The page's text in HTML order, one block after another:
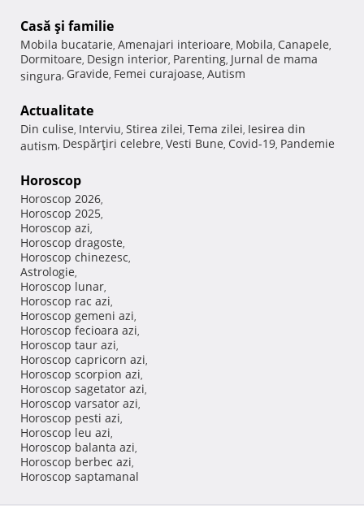
Casă şi familie
Mobila bucatarie, Amenajari interioare, Mobila, Canapele,
Dormitoare, Design interior, Parenting, Jurnal de mama
singura, Gravide, Femei curajoase, Autism
Actualitate
Din culise, Interviu, Stirea zilei, Tema zilei, Iesirea din
autism, Despărţiri celebre, Vesti Bune, Covid-19, Pandemie
Horoscop
Horoscop 2026,
Horoscop 2025,
Horoscop azi,
Horoscop dragoste,
Horoscop chinezesc,
Astrologie,
Horoscop lunar,
Horoscop rac azi,
Horoscop gemeni azi,
Horoscop fecioara azi,
Horoscop taur azi,
Horoscop capricorn azi,
Horoscop scorpion azi,
Horoscop sagetator azi,
Horoscop varsator azi,
Horoscop pesti azi,
Horoscop leu azi,
Horoscop balanta azi,
Horoscop berbec azi,
Horoscop saptamanal